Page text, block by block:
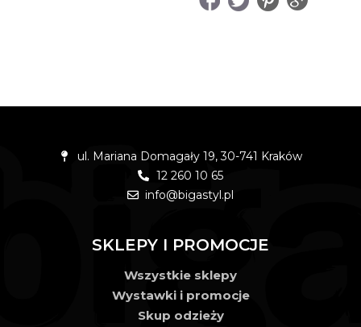
ul. Mariana Domagały 19, 30-741 Kraków
12 260 10 65
info@bigastyl.pl
SKLEPY I PROMOCJE
Wszystkie sklepy
Wystawki i promocje
Skup odzieży